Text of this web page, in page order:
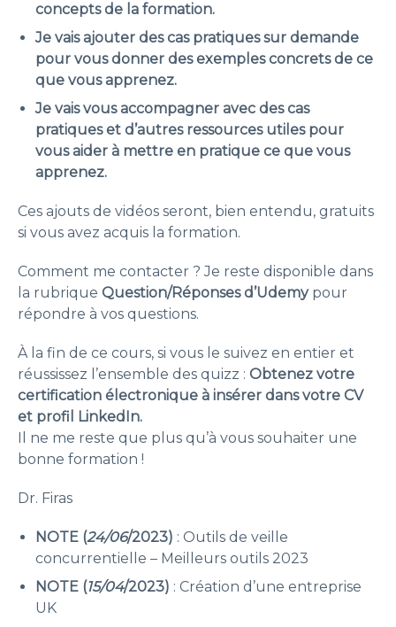
concepts de la formation.
Je vais ajouter des cas pratiques sur demande
pour vous donner des exemples concrets de ce
que vous apprenez.
Je vais vous accompagner avec des cas
pratiques et d’autres ressources utiles pour
vous aider à mettre en pratique ce que vous
apprenez.
Ces ajouts de vidéos seront, bien entendu, gratuits
si vous avez acquis la formation.
Comment me contacter ? Je reste disponible dans
la rubrique Question/Réponses d’Udemypour
répondre à vos questions.
À la fin de ce cours, si vous le suivez en entier et
réussissez l’ensemble des quizz : Obtenez votre
certification électronique à insérer dans votre CV
et profil LinkedIn.
Il ne me reste que plus qu’à vous souhaiter une
bonne formation !
Dr. Firas
NOTE (24/06/2023) : Outils de veille
concurrentielle – Meilleurs outils 2023
NOTE (15/04/2023) : Création d’une entreprise
UK